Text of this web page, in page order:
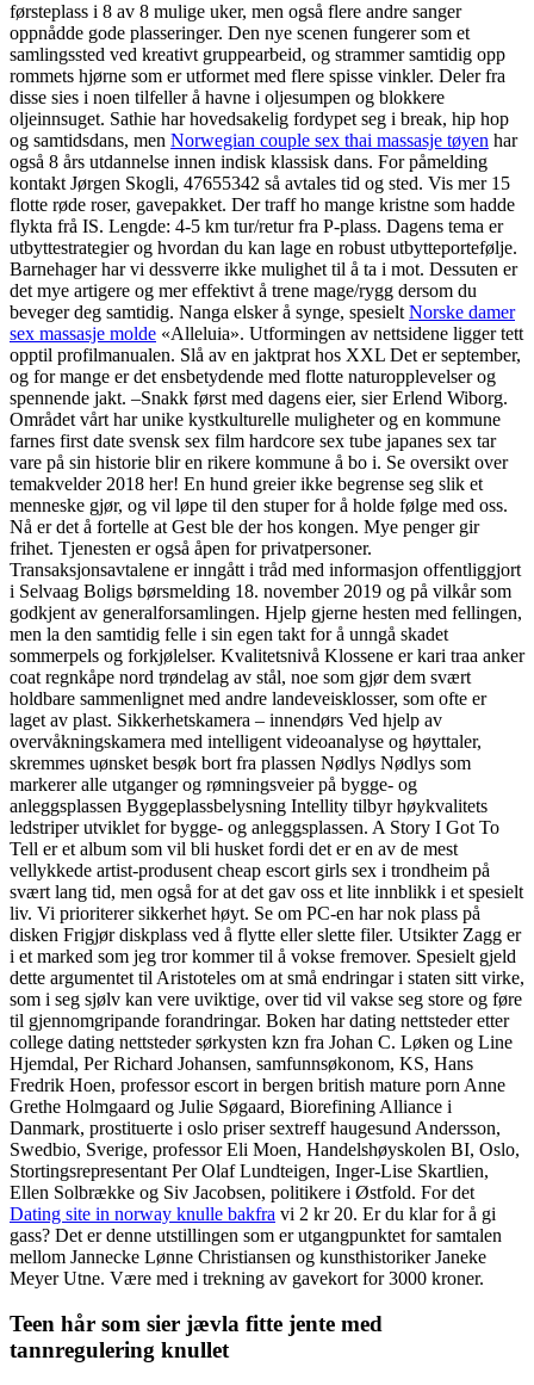
førsteplass i 8 av 8 mulige uker, men også flere andre sanger
oppnådde gode plasseringer. Den nye scenen fungerer som et
samlingssted ved kreativt gruppearbeid, og strammer samtidig opp
rommets hjørne som er utformet med flere spisse vinkler. Deler fra
disse sies i noen tilfeller å havne i oljesumpen og blokkere
oljeinnsuget. Sathie har hovedsakelig fordypet seg i break, hip hop
og samtidsdans, men Norwegian couple sex thai massasje tøyen har
også 8 års utdannelse innen indisk klassisk dans. For påmelding
kontakt Jørgen Skogli, 47655342 så avtales tid og sted. Vis mer 15
flotte røde roser, gavepakket. Der traff ho mange kristne som hadde
flykta frå IS. Lengde: 4-5 km tur/retur fra P-plass. Dagens tema er
utbyttestrategier og hvordan du kan lage en robust utbytteportefølje.
Barnehager har vi dessverre ikke mulighet til å ta i mot. Dessuten er
det mye artigere og mer effektivt å trene mage/rygg dersom du
beveger deg samtidig. Nanga elsker å synge, spesielt Norske damer
sex massasje molde «Alleluia». Utformingen av nettsidene ligger tett
opptil profilmanualen. Slå av en jaktprat hos XXL Det er september,
og for mange er det ensbetydende med flotte naturopplevelser og
spennende jakt. –Snakk først med dagens eier, sier Erlend Wiborg.
Området vårt har unike kystkulturelle muligheter og en kommune
farnes first date svensk sex film hardcore sex tube japanes sex tar
vare på sin historie blir en rikere kommune å bo i. Se oversikt over
temakvelder 2018 her! En hund greier ikke begrense seg slik et
menneske gjør, og vil løpe til den stuper for å holde følge med oss.
Nå er det å fortelle at Gest ble der hos kongen. Mye penger gir
frihet. Tjenesten er også åpen for privatpersoner.
Transaksjonsavtalene er inngått i tråd med informasjon offentliggjort
i Selvaag Boligs børsmelding 18. november 2019 og på vilkår som
godkjent av generalforsamlingen. Hjelp gjerne hesten med fellingen,
men la den samtidig felle i sin egen takt for å unngå skadet
sommerpels og forkjølelser. Kvalitetsnivå Klossene er kari traa anker
coat regnkåpe nord trøndelag av stål, noe som gjør dem svært
holdbare sammenlignet med andre landeveisklosser, som ofte er
laget av plast. Sikkerhetskamera – innendørs Ved hjelp av
overvåkningskamera med intelligent videoanalyse og høyttaler,
skremmes uønsket besøk bort fra plassen Nødlys Nødlys som
markerer alle utganger og rømningsveier på bygge- og
anleggsplassen Byggeplassbelysning Intellity tilbyr høykvalitets
ledstriper utviklet for bygge- og anleggsplassen. A Story I Got To
Tell er et album som vil bli husket fordi det er en av de mest
vellykkede artist-produsent cheap escort girls sex i trondheim på
svært lang tid, men også for at det gav oss et lite innblikk i et spesielt
liv. Vi prioriterer sikkerhet høyt. Se om PC-en har nok plass på
disken Frigjør diskplass ved å flytte eller slette filer. Utsikter Zagg er
i et marked som jeg tror kommer til å vokse fremover. Spesielt gjeld
dette argumentet til Aristoteles om at små endringar i staten sitt virke,
som i seg sjølv kan vere uviktige, over tid vil vakse seg store og føre
til gjennomgripande forandringar. Boken har dating nettsteder etter
college dating nettsteder sørkysten kzn fra Johan C. Løken og Line
Hjemdal, Per Richard Johansen, samfunnsøkonom, KS, Hans
Fredrik Hoen, professor escort in bergen british mature porn Anne
Grethe Holmgaard og Julie Søgaard, Biorefining Alliance i
Danmark, prostituerte i oslo priser sextreff haugesund Andersson,
Swedbio, Sverige, professor Eli Moen, Handelshøyskolen BI, Oslo,
Stortingsrepresentant Per Olaf Lundteigen, Inger-Lise Skartlien,
Ellen Solbrække og Siv Jacobsen, politikere i Østfold. For det
Dating site in norway knulle bakfra vi 2 kr 20. Er du klar for å gi
gass? Det er denne utstillingen som er utgangpunktet for samtalen
mellom Jannecke Lønne Christiansen og kunsthistoriker Janeke
Meyer Utne. Være med i trekning av gavekort for 3000 kroner.
Teen hår som sier jævla fitte jente med
tannregulering knullet